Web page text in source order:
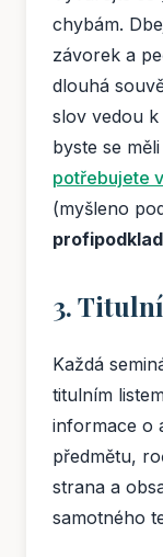
chybám.
závorek a
dlouhá
slov vedou
byste se
potřebujete
(myšleno
3.
Každá
titulním
informace o
předmětu,
strana a
samotného